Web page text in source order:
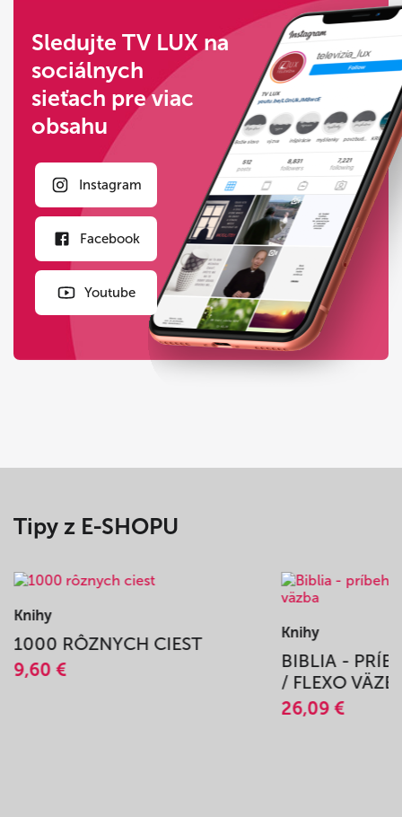
Sledujte TV LUX na
sociálnych
sieťach pre viac
obsahu
Instagram
Facebook
Youtube
Tipy z E-SHOPU
Knihy
1000 RÔZNYCH CIEST
9,60 €
Knihy
BIBLIA -
/ FLEXO
26,09 €